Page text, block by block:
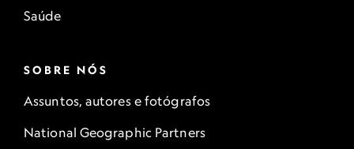
Saúde
SOBRE NÓS
Assuntos, autores e fotógrafos
National Geographic Partners